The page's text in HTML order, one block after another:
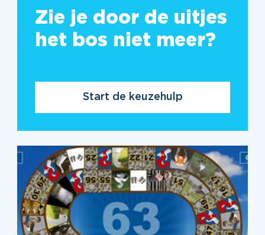
Zie je door de uitjes
het bos niet meer?
Start de keuzehulp